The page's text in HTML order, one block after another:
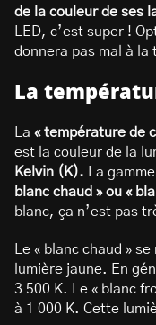
de la couleur de ses
LED, c’est super !
donnera pas mal à la
La
La « température de
est la couleur de la
Kelvin (K).
La
blanc chaud » ou «
blanc, ça n’est pas
Le « blanc chaud »
lumière jaune. En
3 500 K. Le « blanc
à 1 000 K. Cette